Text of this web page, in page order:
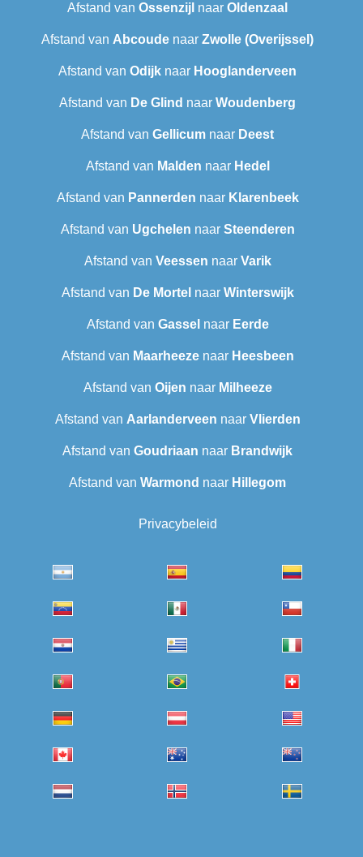
Afstand van Ossenzijl naar Oldenzaal
Afstand van Abcoude naar Zwolle (Overijssel)
Afstand van Odijk naar Hooglanderveen
Afstand van De Glind naar Woudenberg
Afstand van Gellicum naar Deest
Afstand van Malden naar Hedel
Afstand van Pannerden naar Klarenbeek
Afstand van Ugchelen naar Steenderen
Afstand van Veessen naar Varik
Afstand van De Mortel naar Winterswijk
Afstand van Gassel naar Eerde
Afstand van Maarheezenaar Heesbeen
Afstand van Oijen naar Milheeze
Afstand van Aarlanderveen naar Vlierden
Afstand van Goudriaan naar Brandwijk
Afstand van Warmond naar Hillegom
Privacybeleid